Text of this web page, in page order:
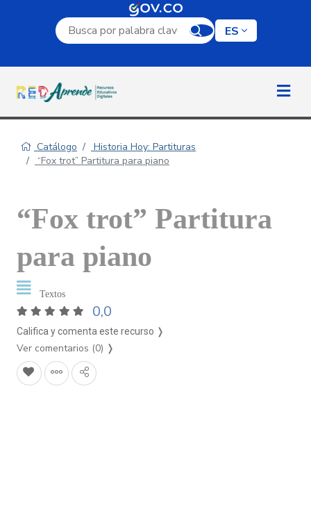
Campo de búsqueda por palabra clave
ES
Catálogo
Historia Hoy: Partituras
“Fox trot” Partitura para piano
“Fox trot” Partitura
para piano
Textos
0,0
Califica y comenta este recurso ❭
Ver comentarios (0) ❭